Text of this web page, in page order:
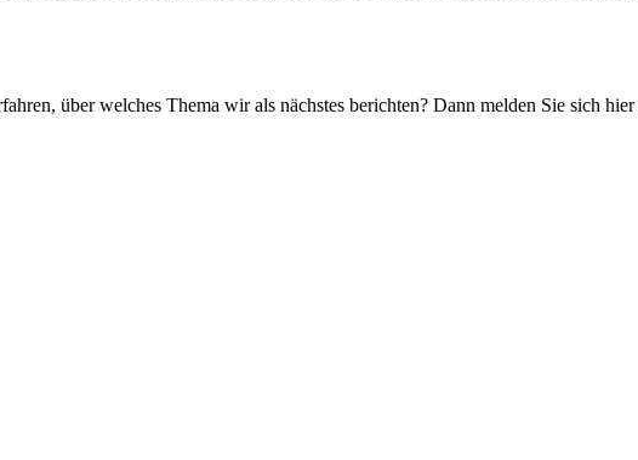
über welches Thema wir als nächstes berichten? Dann melden Sie sich